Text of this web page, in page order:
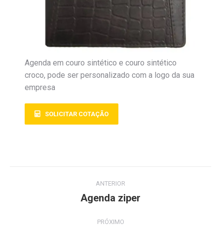
Agenda em couro sintético e couro sintético
croco, pode ser personalizado com a logo da sua
empresa
SOLICITAR COTAÇÃO
ANTERIOR
Agenda ziper
PRÓXIMO